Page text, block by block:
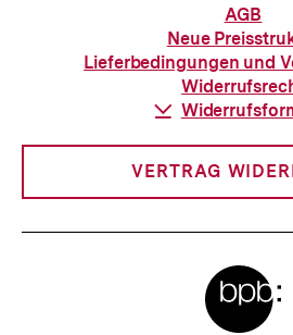
zur
AGB
Neue
Lieferbedingungen und
Download-
VERTRAG